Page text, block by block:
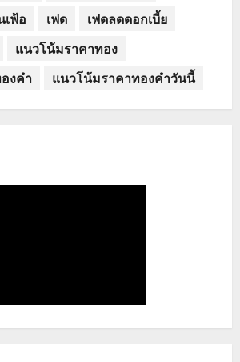
เฟ้อ เฟด
เฟดลดดอกเบี้ย
แนวโน้มราคาทอง
งคำ
แนวโน้มราคาทองคำวันนี้